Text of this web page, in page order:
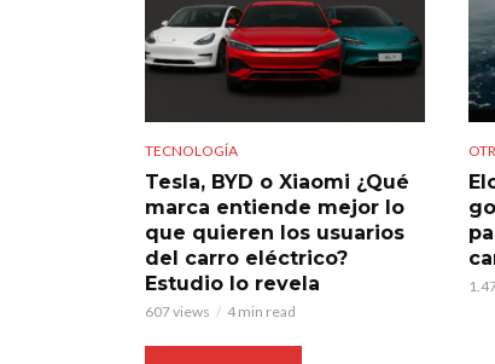
TECNOLOGÍA
Tesla, BYD o Xiaomi ¿Qué
marca entiende mejor lo
que quieren los usuarios
del carro eléctrico?
Estudio lo revela
607 views 4 min read